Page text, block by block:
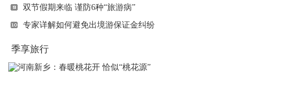
双节假期来临 谨防6种“旅游病”
专家详解如何避免出境游保证金纠纷
季享旅行